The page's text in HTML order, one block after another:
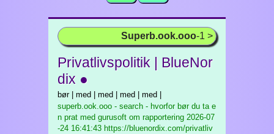
Superb.ook.ooo-1 >
Privatlivspolitik | BlueNor
dix ●
bør | med | med | med | med |
superb.ook.ooo - search - hvorfor bør du ta e
n prat med gurusoft om rapportering 2026-07
-24 16:41:43 https://bluenordix.com/privatliv